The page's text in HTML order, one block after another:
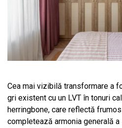
Cea mai vizibilă transformare a
gri existent cu un LVT în tonuri
herringbone, care reflectă
completează armonia generală